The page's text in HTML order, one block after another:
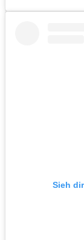
Sieh